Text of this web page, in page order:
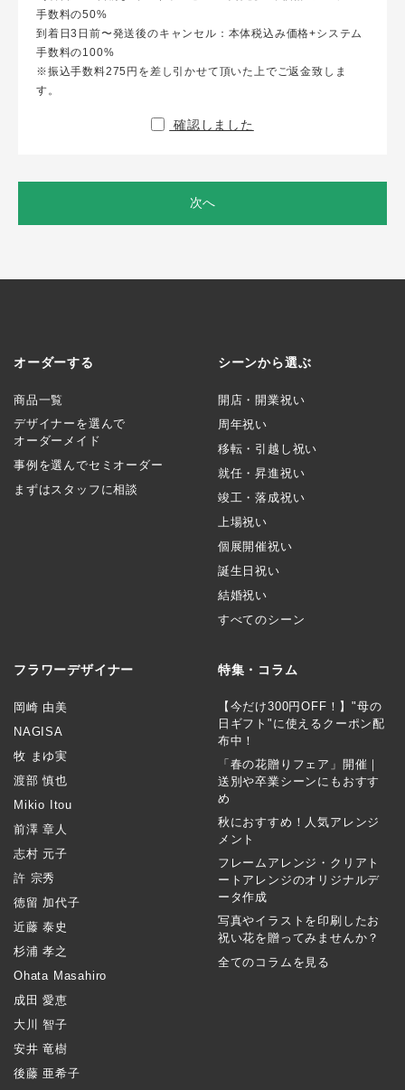
手数料の50%
到着日3日前〜発送後のキャンセル：本体税込み価格+システム
手数料の100%
※振込手数料275円を差し引かせて頂いた上でご返金致しま
す。
確認しました
次へ
オーダーする
商品一覧
デザイナーを選んで
オーダーメイド
事例を選んでセミオーダー
まずはスタッフに相談
シーンから選ぶ
開店・開業祝い
周年祝い
移転・引越し祝い
就任・昇進祝い
竣工・落成祝い
上場祝い
個展開催祝い
誕生日祝い
結婚祝い
すべてのシーン
フラワーデザイナー
岡崎 由美
NAGISA
牧 まゆ実
渡部 慎也
Mikio Itou
前澤 章人
志村 元子
許 宗秀
徳留 加代子
近藤 泰史
杉浦 孝之
Ohata Masahiro
成田 愛恵
大川 智子
安井 竜樹
後藤 亜希子
特集・コラム
【今だけ300円OFF！】"母の
日ギフト"に使えるクーポン配
布中！
「春の花贈りフェア」開催｜
送別や卒業シーンにもおすす
め
秋におすすめ！人気アレンジ
メント
フレームアレンジ・クリアト
ートアレンジのオリジナルデ
ータ作成
写真やイラストを印刷したお
祝い花を贈ってみませんか？
全てのコラムを見る